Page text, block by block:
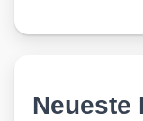
Neueste